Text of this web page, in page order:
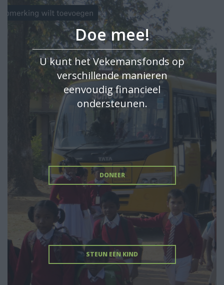
Doe mee!
U kunt het Vekemansfonds op
verschillende manieren
eenvoudig financieel
ondersteunen.
DONEER
STEUN EEN KIND